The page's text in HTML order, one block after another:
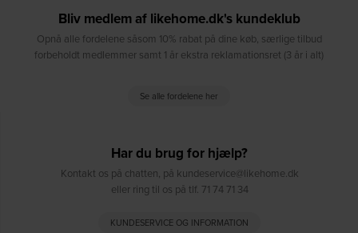
Bliv medlem af likehome.dk's kundeklub
Opnå alle fordelene såsom 10% rabat på dine køb, særlige tilbud
forbeholdt medlemmer samt 1 år ekstra reklamationsret (3 år i alt)
Se alle fordelene her
Har du brug for hjælp?
Kontakt os på chatten, på kundeservice@likehome.dk
eller ring til os på tlf. 71 74 71 34
KUNDESERVICE OG INFORMATION